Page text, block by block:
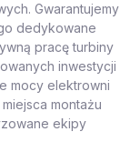
Gwarantujemy
dedykowane
pracę turbiny
inwestycji
mocy elektrowni
montażu
ekipy